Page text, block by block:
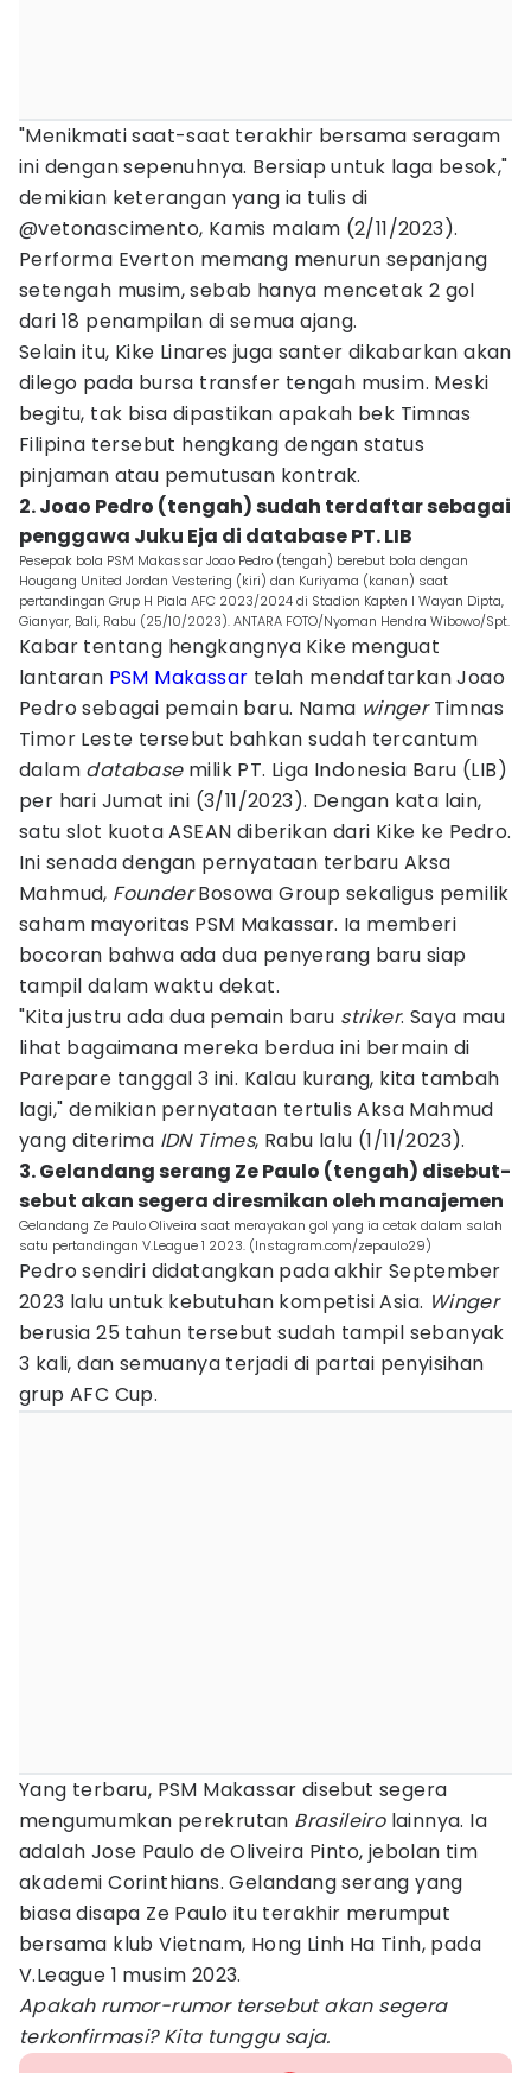
"Menikmati saat-saat terakhir bersama seragam
ini dengan sepenuhnya. Bersiap untuk laga besok,"
demikian keterangan yang ia tulis di
@vetonascimento, Kamis malam (2/11/2023).
Performa Everton memang menurun sepanjang
setengah musim, sebab hanya mencetak 2 gol
dari 18 penampilan di semua ajang.
Selain itu, Kike Linares juga santer dikabarkan akan
dilego pada bursa transfer tengah musim. Meski
begitu, tak bisa dipastikan apakah bek Timnas
Filipina tersebut hengkang dengan status
pinjaman atau pemutusan kontrak.
2. Joao Pedro (tengah) sudah terdaftar sebagai
penggawa Juku Eja di database PT. LIB
Pesepak bola PSM Makassar Joao Pedro (tengah) berebut bola dengan
Hougang United Jordan Vestering (kiri) dan Kuriyama (kanan) saat
pertandingan Grup H Piala AFC 2023/2024 di Stadion Kapten I Wayan Dipta,
Gianyar, Bali, Rabu (25/10/2023). ANTARA FOTO/Nyoman Hendra Wibowo/Spt.
Kabar tentang hengkangnya Kike menguat
lantaran PSM Makassar telah mendaftarkan Joao
Pedro sebagai pemain baru. Nama wingerTimnas
Timor Leste tersebut bahkan sudah tercantum
dalam databasemilik PT. Liga Indonesia Baru (LIB)
per hari Jumat ini (3/11/2023). Dengan kata lain,
satu slot kuota ASEAN diberikan dari Kike ke Pedro.
Ini senada dengan pernyataan terbaru Aksa
Mahmud, FounderBosowa Group sekaligus pemilik
saham mayoritas PSM Makassar. Ia memberi
bocoran bahwa ada dua penyerang baru siap
tampil dalam waktu dekat.
"Kita justru ada dua pemain baru striker. Saya mau
lihat bagaimana mereka berdua ini bermain di
Parepare tanggal 3 ini. Kalau kurang, kita tambah
lagi," demikian pernyataan tertulis Aksa Mahmud
yang diterima IDN Times, Rabu lalu (1/11/2023).
3. Gelandang serang Ze Paulo (tengah) disebut-
sebut akan segera diresmikan oleh manajemen
Gelandang Ze Paulo Oliveira saat merayakan gol yang ia cetak dalam salah
satu pertandingan V.League 1 2023. (Instagram.com/zepaulo29)
Pedro sendiri didatangkan pada akhir September
2023 lalu untuk kebutuhan kompetisi Asia. Winger
berusia 25 tahun tersebut sudah tampil sebanyak
3 kali, dan semuanya terjadi di partai penyisihan
grup AFC Cup.
Yang terbaru, PSM Makassar disebut segera
mengumumkan perekrutan Brasileirolainnya. Ia
adalah Jose Paulo de Oliveira Pinto, jebolan tim
akademi Corinthians. Gelandang serang yang
biasa disapa Ze Paulo itu terakhir merumput
bersama klub Vietnam, Hong Linh Ha Tinh, pada
V.League 1 musim 2023.
Apakah rumor-rumor tersebut akan segera
terkonfirmasi? Kita tunggu saja.